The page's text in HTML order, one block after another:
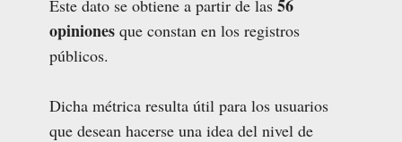
Este dato se obtiene a partir de las 56
opiniones que constan en los registros
públicos.
Dicha métrica resulta útil para los usuarios
que desean hacerse una idea del nivel de